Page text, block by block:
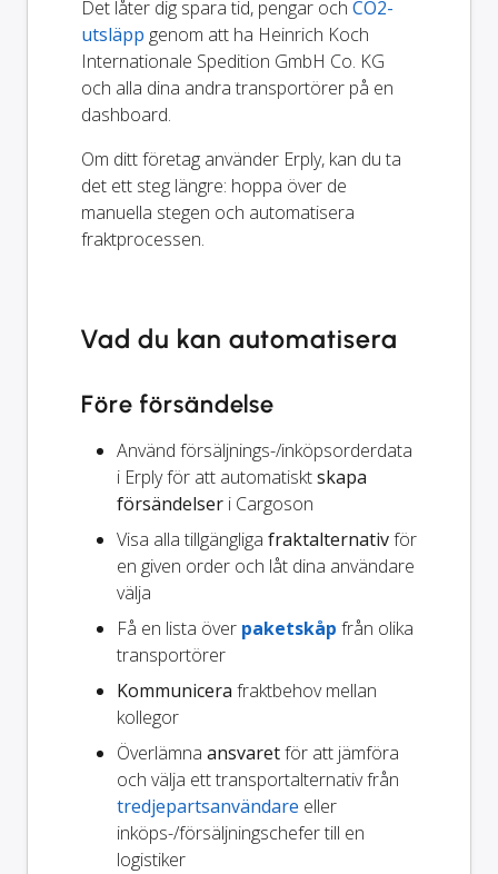
Det låter dig spara tid, pengar och CO2-
utsläpp genom att ha Heinrich Koch
Internationale Spedition GmbH Co. KG
och alla dina andra transportörer på en
dashboard.
Om ditt företag använder Erply, kan du ta
det ett steg längre: hoppa över de
manuella stegen och automatisera
fraktprocessen.
Vad du kan automatisera
Före försändelse
Använd försäljnings-/inköpsorderdata
i Erply för att automatisktskapa
försändelser i Cargoson
Visa alla tillgängliga fraktalternativför
en given order och låt dina användare
välja
Få en lista över paketskåp från olika
transportörer
Kommunicera fraktbehov mellan
kollegor
Överlämna ansvaretför att jämföra
och välja ett transportalternativ från
tredjepartsanvändare eller
inköps-/försäljningschefer till en
logistiker